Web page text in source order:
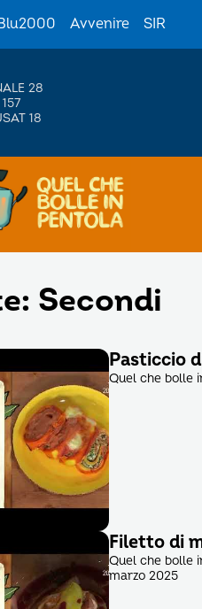
Avvenire SIR
28
18
Secondi
Pasticcio
Quel che bolle
Filetto di
Quel che bolle
marzo 2025